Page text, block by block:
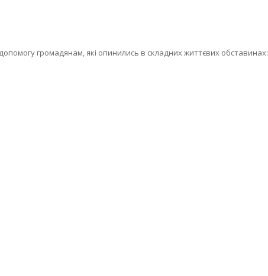
громадянам, які опинились в складних життєвих обставинах: